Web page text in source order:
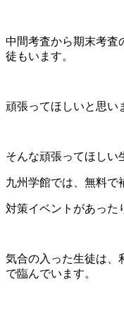
中間考査から期末考査
徒もいます。
頑張ってほしいと思い
そんな頑張ってほしい
九州学館では、無料で
対策イベントがあった
気合の入った生徒は、
で臨んでいます。